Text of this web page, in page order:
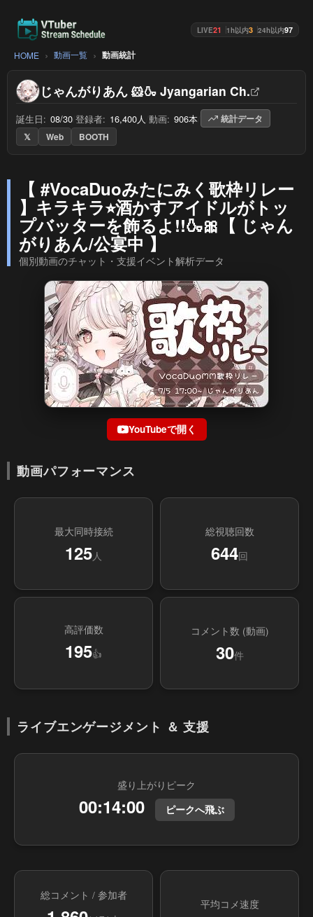
LIVE21 1h以内3 24h以内97
HOME 動画一覧 動画統計
じゃんがりあん 🐹🍶 Jyangarian Ch.
誕生日: 08/30 登録者: 16,400人 動画: 906本
統計データ
𝕏
Web BOOTH
【 #VocaDuoみたにみく歌枠リレー
】キラキラ⭐︎酒かすアイドルがトッ
プバッターを飾るよ!!🍶🎀【 じゃん
がりあん/公宴中 】
個別動画のチャット・支援イベント解析データ
YouTubeで開く
動画パフォーマンス
最大同時接続
125人
総視聴回数
644回
高評価数
195👍
コメント数 (動画)
30件
ライブエンゲージメント ＆ 支援
盛り上がりピーク
00:14:00 ピークへ飛ぶ
総コメント / 参加者
平均コメ速度